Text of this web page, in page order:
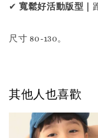
✔寬鬆好活動版型｜
尺寸 80-130。
其他人也喜歡